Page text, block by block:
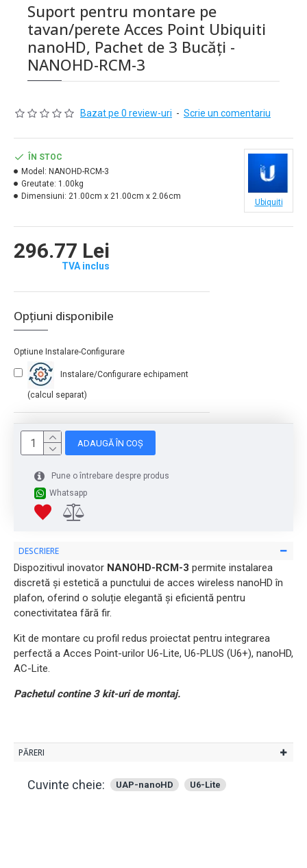
Suport pentru montare pe
tavan/perete Acces Point Ubiquiti
nanoHD, Pachet de 3 Bucăți -
NANOHD-RCM-3
Bazat pe 0 review-uri - Scrie un comentariu
296.77 Lei
TVA inclus
ÎN STOC
Model: NANOHD-RCM-3
Greutate: 1.00kg
Dimensiuni: 21.00cm x 21.00cm x 2.06cm
Ubiquiti
Opțiuni disponibile
Optiune Instalare-Configurare
Instalare/Configurare echipament
(calcul separat)
ADAUGĂ ÎN COȘ
Pune o întrebare despre produs
Whatsapp
DESCRIERE
Dispozitivul inovator NANOHD-RCM-3 permite instalarea
discretă și estetică a punctului de acces wireless nanoHD în
plafon, oferind o soluție elegantă și eficientă pentru
conectivitatea fără fir.
Kit de montare cu profil redus proiectat pentru integrarea
perfectă a Acces Point-urilor U6-Lite, U6-PLUS (U6+), nanoHD,
AC-Lite.
Pachetul contine 3 kit-uri de montaj.
PĂRERI
Cuvinte cheie: UAP-nanoHD U6-Lite